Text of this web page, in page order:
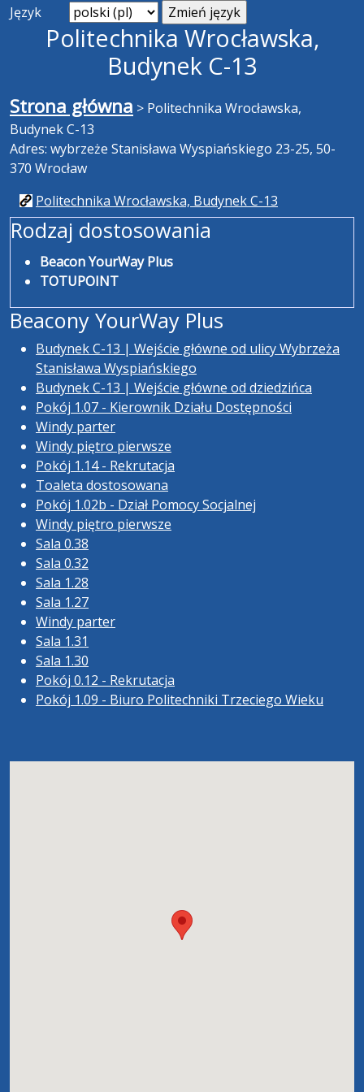
Język
Politechnika Wrocławska,
Budynek C-13
Strona główna > Politechnika Wrocławska,
Budynek C-13
Adres: wybrzeże Stanisława Wyspiańskiego 23-25, 50-
370 Wrocław
Politechnika Wrocławska, Budynek C-13
Rodzaj dostosowania
Beacon YourWay Plus
TOTUPOINT
Beacony YourWay Plus
Budynek C-13 | Wejście główne od ulicy Wybrzeża
Stanisława Wyspiańskiego
Budynek C-13 | Wejście główne od dziedzińca
Pokój 1.07 - Kierownik Działu Dostępności
Windy parter
Windy piętro pierwsze
Pokój 1.14 - Rekrutacja
Toaleta dostosowana
Pokój 1.02b - Dział Pomocy Socjalnej
Windy piętro pierwsze
Sala 0.38
Sala 0.32
Sala 1.28
Sala 1.27
Windy parter
Sala 1.31
Sala 1.30
Pokój 0.12 - Rekrutacja
Pokój 1.09 - Biuro Politechniki Trzeciego Wieku